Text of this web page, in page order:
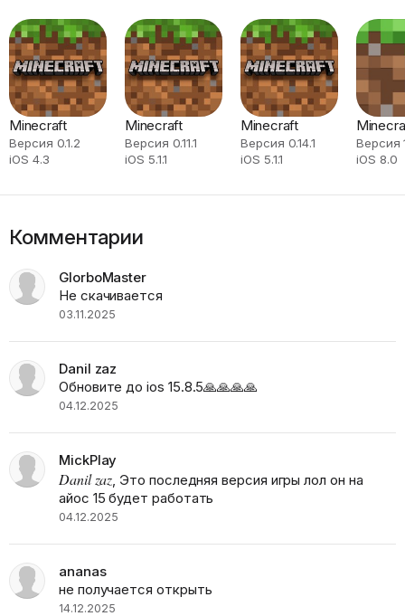
Minecraft
Версия 0.1.2
iOS 4.3
Minecraft
Версия 0.11.1
iOS 5.1.1
Minecraft
Версия 0.14.1
iOS 5.1.1
Версия
iOS 8.0
Комментарии
GlorboMaster
Не скачивается
03.11.2025
Danil zaz
Обновите до ios 15.8.5🙏🙏🙏🙏
04.12.2025
MickPlay
Danil zaz, Это последняя версия игры лол он на
айос 15 будет работать
04.12.2025
ananas
не получается открыть
14.12.2025